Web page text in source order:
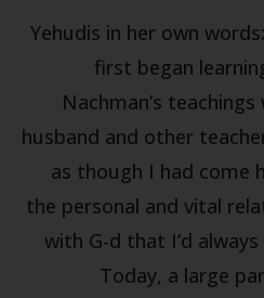
Yehudis in her own
first began
Nachman’s
husband and other
as though I had
the personal and vital
with G-d that I’d
Today, a large